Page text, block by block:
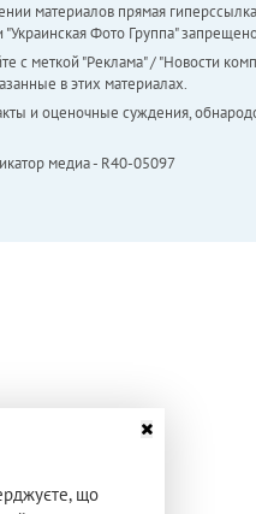
материалов прямая
"Украинская Фото Группа"
с меткой "Реклама" / "Новости
в этих материалах.
и оценочные суждения,
медиа - R40-05097
що